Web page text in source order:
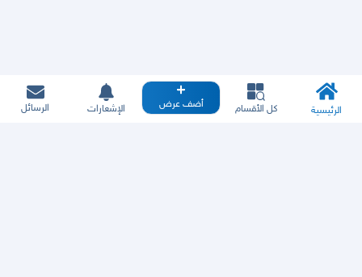
الرئيسية كل الأقسام أضف عرض الإشعارات الرسائل